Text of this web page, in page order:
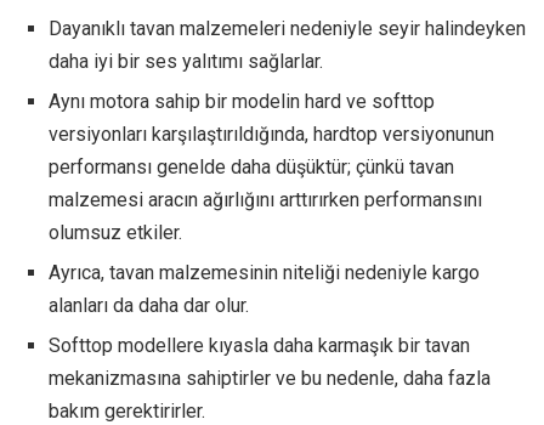
Dayanıklı tavan malzemeleri nedeniyle seyir halindeyken
daha iyi bir ses yalıtımı sağlarlar.
Aynı motora sahip bir modelin hard ve softtop
versiyonları karşılaştırıldığında, hardtop versiyonunun
performansı genelde daha düşüktür; çünkü tavan
malzemesi aracın ağırlığını arttırırken performansını
olumsuz etkiler.
Ayrıca, tavan malzemesinin niteliği nedeniyle kargo
alanları da daha dar olur.
Softtop modellere kıyasla daha karmaşık bir tavan
mekanizmasına sahiptirler ve bu nedenle, daha fazla
bakım gerektirirler.